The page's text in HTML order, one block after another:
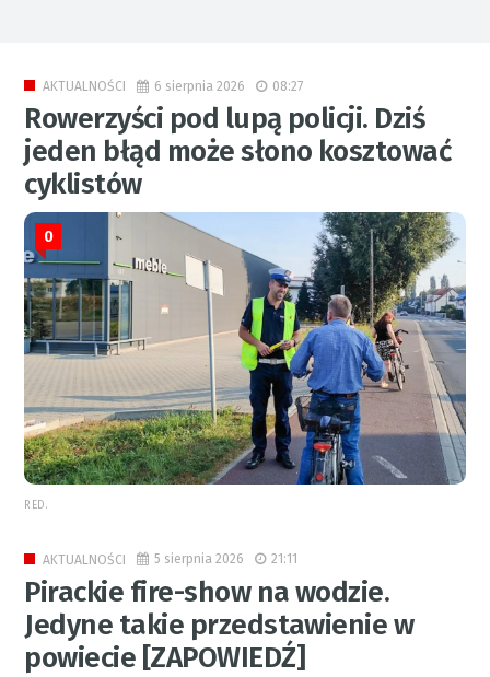
AKTUALNOŚCI 6 sierpnia 2026 08:27
Rowerzyści pod lupą policji. Dziś
jeden błąd może słono kosztować
cyklistów
0
RED.
AKTUALNOŚCI 5 sierpnia 2026 21:11
Pirackie fire-show na wodzie.
Jedyne takie przedstawienie w
powiecie [ZAPOWIEDŹ]